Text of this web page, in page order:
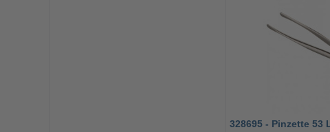
328695 - Pinzette 53